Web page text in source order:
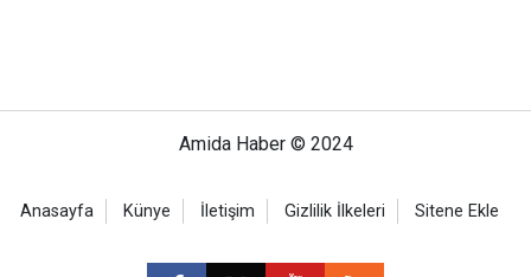
Amida Haber © 2024
Anasayfa Künye İletişim Gizlilik İlkeleri Sitene Ekle